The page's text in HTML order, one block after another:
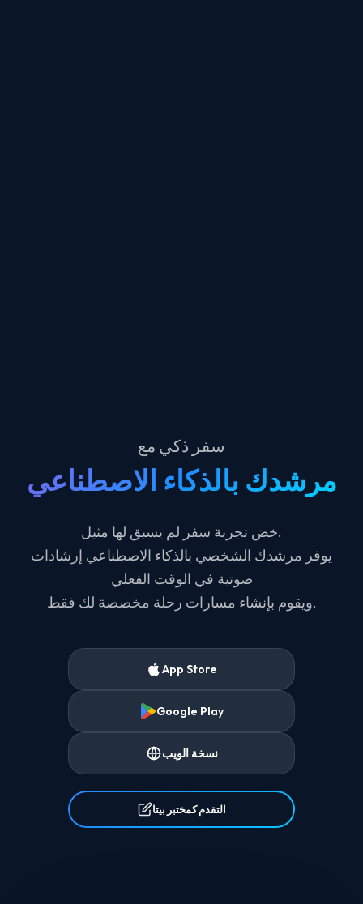
سفر ذكي مع
مرشدك بالذكاء الاصطناعي
خض تجربة سفر لم يسبق لها مثيل.
يوفر مرشدك الشخصي بالذكاء الاصطناعي إرشادات
صوتية في الوقت الفعلي
ويقوم بإنشاء مسارات رحلة مخصصة لك فقط.
App Store
Google Play
نسخة الويب
التقدم كمختبر بيتا